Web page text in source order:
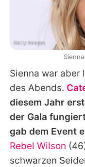
Sienna war aber
des Abends.
diesem Jahr
der Gala
gab dem Event
Rebel Wilson
schwarzen
Getty Images